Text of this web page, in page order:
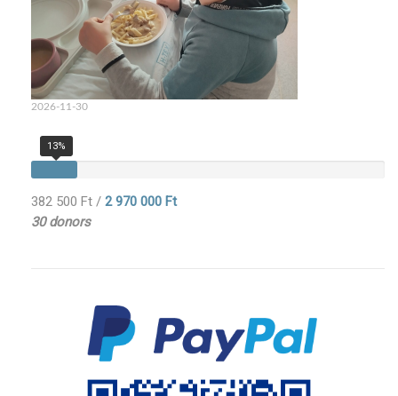
2026-11-30
13%
382 500 Ft / 2 970 000 Ft
30 donors